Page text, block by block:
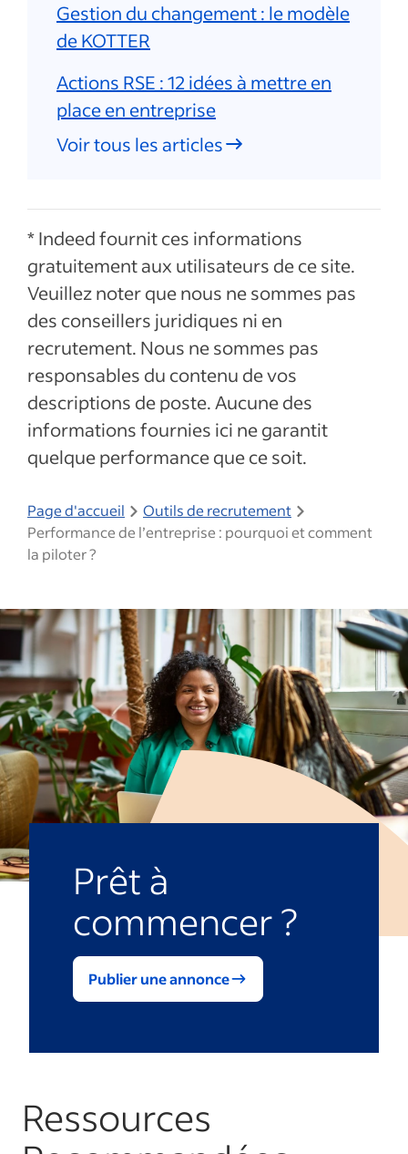
Gestion du changement : le modèle
de KOTTER
Actions RSE : 12 idées à mettre en
place en entreprise
Voir tous les articles
* Indeed fournit ces informations
gratuitement aux utilisateurs de ce site.
Veuillez noter que nous ne sommes pas
des conseillers juridiques ni en
recrutement. Nous ne sommes pas
responsables du contenu de vos
descriptions de poste. Aucune des
informations fournies ici ne garantit
quelque performance que ce soit.
Page d'accueil
Outils de recrutement
Performance de l’entreprise : pourquoi et comment
la piloter ?
Prêt à
commencer ?
Publier une annonce
Ressources